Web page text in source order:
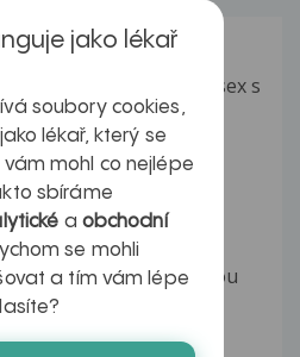
Mal som chraneny sex s
covid, za par dní mi
se zeptat posledni dobou
mocovych...
jako lékař
soubory cookies,
lékař, který se
mohl co nejlépe
sbíráme
a obchodní
se mohli
a tím vám lépe